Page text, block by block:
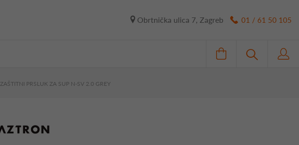
Obrtnička ulica 7, Zagreb 01 / 61 50 105
ZAŠTITNI PRSLUK ZA SUP N-SV 2.0 GREY